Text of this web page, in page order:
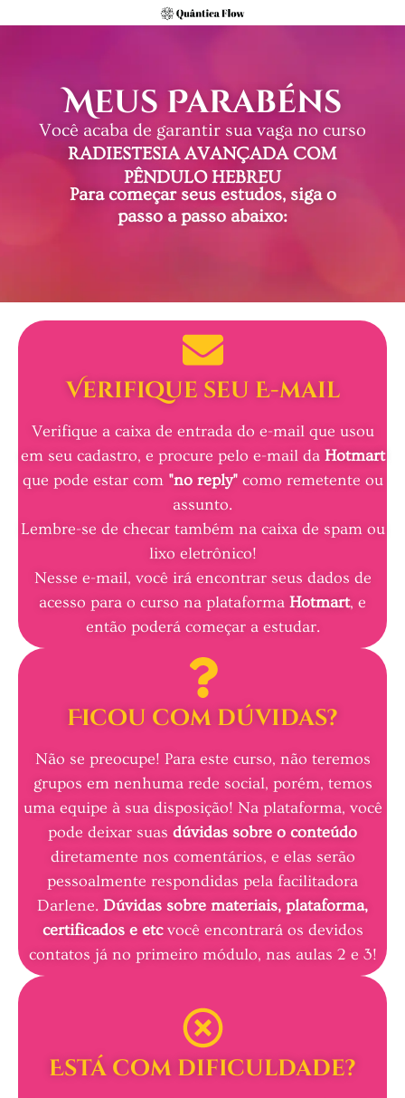
Meus Parabéns
Você acaba de garantir sua vaga no curso
RADIESTESIA AVANÇADA COM
PÊNDULO HEBREU
Para começar seus estudos, siga o
passo a passo abaixo:
Verifique seu E-mail
Verifique a caixa de entrada do e-mail que usou
em seu cadastro, e procure pelo e-mail da Hotmart
que pode estar com "no reply"como remetente ou
assunto.
Lembre-se de checar também na caixa de spam ou
lixo eletrônico!​
Nesse e-mail, você irá encontrar seus dados de
acesso para o curso na plataforma Hotmart, e
então poderá começar a estudar.
Ficou com dúvidas?
Não se preocupe! Para este curso, não teremos
grupos em nenhuma rede social, porém, temos
uma equipe à sua disposição! Na plataforma, você
pode deixar suas dúvidas sobre o conteúdo
diretamente nos comentários, e elas serão
pessoalmente respondidas pela facilitadora
Darlene. Dúvidas sobre materiais, plataforma,
certificados e etcvocê encontrará os devidos
contatos já no primeiro módulo, nas aulas 2 e 3!
Está com dificuldade?